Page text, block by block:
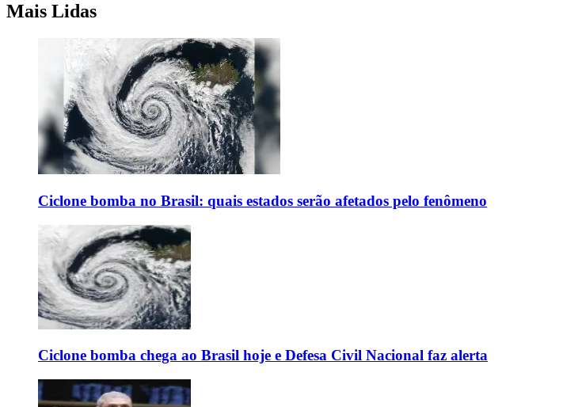
Mais Lidas
Ciclone bomba no Brasil: quais estados serão afetados pelo fenômeno
Ciclone bomba chega ao Brasil hoje e Defesa Civil Nacional faz alerta